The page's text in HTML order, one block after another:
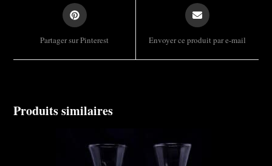
Opens
in
new
window
Partager sur Pinterest
Opens
in
new
window
Envoyer ce produit par e-mail
Produits similaires